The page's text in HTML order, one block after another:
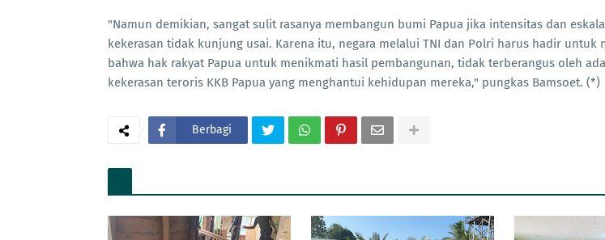
"Namun demikian, sangat sulit rasanya membangun bumi Papua jika intensitas dan
kekerasan tidak kunjung usai. Karena itu, negara melalui TNI dan Polri harus hadir untuk
bahwa hak rakyat Papua untuk menikmati hasil pembangunan, tidak terberangus oleh
kekerasan teroris KKB Papua yang menghantui kehidupan mereka," pungkas Bamsoet. (*)
Berbagi